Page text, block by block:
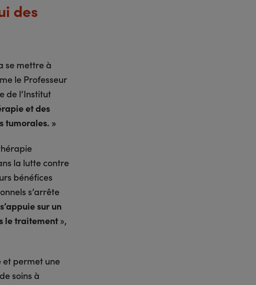
des
se mettre à
le Professeur
de l’Institut
et des
tumorales. »
la lutte contre
bénéfices
s’arrête
sur un
le traitement»,
et permet une
soins à